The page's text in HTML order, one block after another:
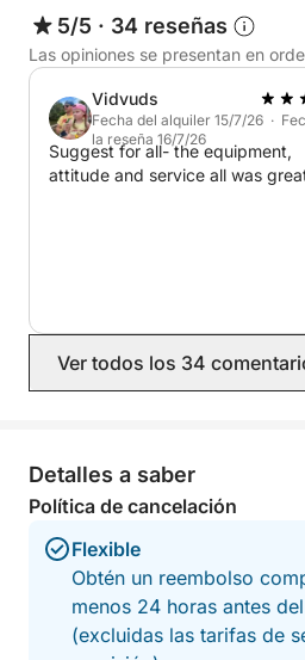
patrón, lo que garantiza una
verdaderamente
Reserva ahora para asegurar
recuerdos inolvidables en la
adriática de Croacia.
5/5 · 34 reseñas
Las opiniones se presentan en
Vidvuds
Fecha del alquiler 15/7/26 ·
la reseña 16/7/26
Suggest for all- the equipment,
attitude and service all was
Ver todos los 34
Detalles a saber
Política de cancelación
Flexible
Obtén un reembolso
menos 24 horas antes
(excluidas las tarifas de